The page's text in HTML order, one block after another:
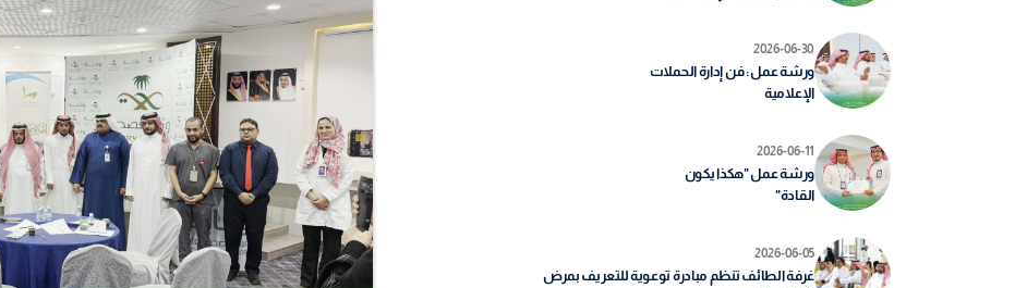
2026-06-30
ورشة عمل : فن إدارة الحملات
الإعلامية
2026-06-11
ورشة عمل "هكذا يكون
القادة"
2026-06-05
غرفة الطائف تنظم مبادرة توعوية للتعريف بمرض